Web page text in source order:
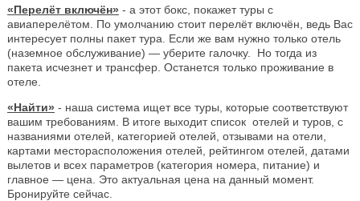
«Перелёт включён» - а этот бокс, покажет туры с
авиаперелётом. По умолчанию стоит перелёт включён, ведь Вас
интересует полны пакет тура. Если же вам нужно только отель
(наземное обслуживание) — уберите галочку. Но тогда из
пакета исчезнет и трансфер. Останется только проживание в
отеле.
«Найти» - наша система ищет все туры, которые соответствуют
вашим требованиям. В итоге выходит список отелей и туров, с
названиями отелей, категорией отелей, отзывами на отели,
картами месторасположения отелей, рейтингом отелей, датами
вылетов и всех параметров (категория номера, питание) и
главное — цена. Это актуальная цена на данный момент.
Бронируйте сейчас.